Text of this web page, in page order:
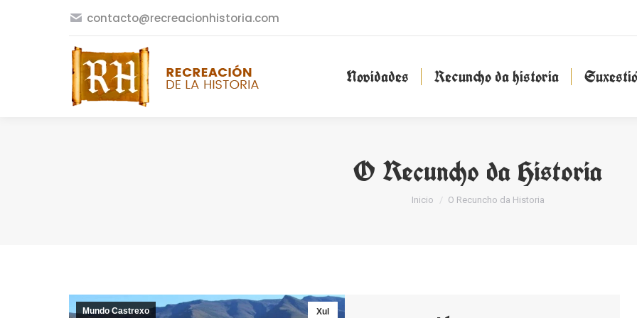
contacto@recreacionhistoria.com
Novidades Recuncho da historia
O Recuncho da Historia
You are here:
Inicio O Recuncho da Historia
Xul
Mundo Castrexo
Novidades Recuncho da historia